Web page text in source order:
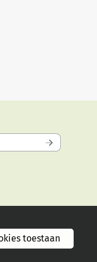
in voor de
toestaan